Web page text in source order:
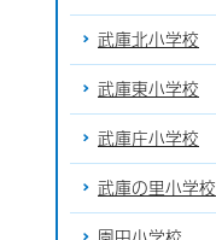
武庫北小学校
武庫東小学校
武庫庄小学校
武庫の里小学校